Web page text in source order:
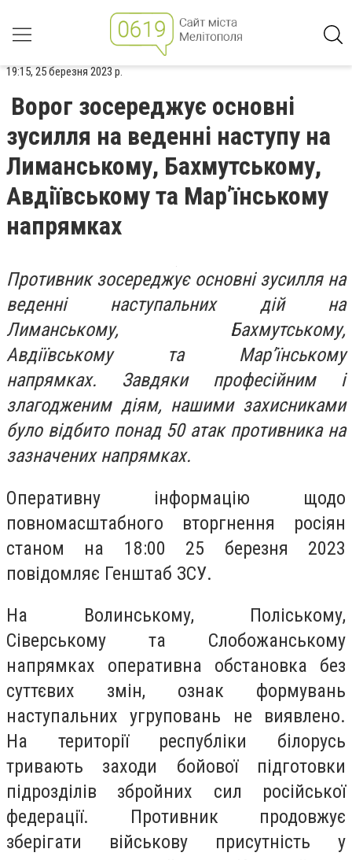
19:15, 25 березня 2023 р.
Ворог зосереджує основні
зусилля на веденні наступу на
Лиманському, Бахмутському,
Авдіївському та Мар’їнському
напрямках
Противник зосереджує основні зусилля на
веденні наступальних дій на
Лиманському, Бахмутському,
Авдіївському та Мар’їнському
напрямках. Завдяки професійним і
злагодженим діям, нашими захисниками
було відбито понад 50 атак противника на
зазначених напрямках.
Оперативну інформацію щодо
повномасштабного вторгнення росіян
станом на 18:00 25 березня 2023
повідомляє Генштаб ЗСУ.
На Волинському, Поліському,
Сіверському та Слобожанському
напрямках оперативна обстановка без
суттєвих змін, ознак формувань
наступальних угруповань не виявлено.
На території республіки білорусь
тривають заходи бойової підготовки
підрозділів збройних сил російської
федерації. Противник продовжує
зберігати військову присутність у